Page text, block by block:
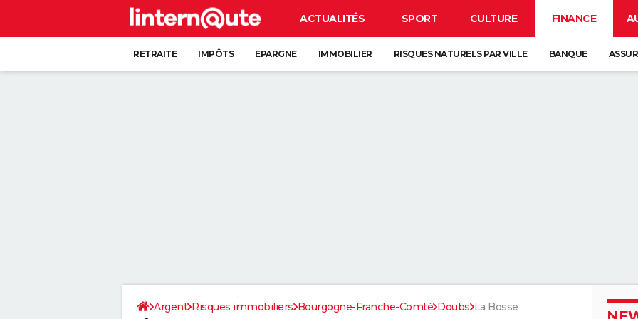
ACTUALITÉS SPORT CULTURE FINANCE
RETRAITE IMPÔTS EPARGNE IMMOBILIER RISQUES NATURELS PAR VILLE BANQUE
Argent Risques immobiliers Bourgogne-Franche-Comté Doubs La Bosse